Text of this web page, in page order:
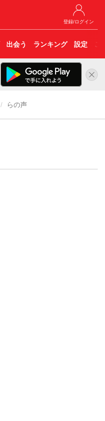
登録/ログイン
出会う ランキング 設定 こ
らの声